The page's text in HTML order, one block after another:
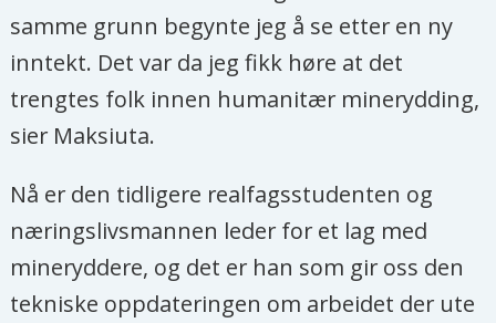
samme grunn begynte jeg å se etter en ny
inntekt. Det var da jeg fikk høre at det
trengtes folk innen humanitær minerydding,
sier Maksiuta.
Nå er den tidligere realfagsstudenten og
næringslivsmannen leder for et lag med
mineryddere, og det er han som gir oss den
tekniske oppdateringen om arbeidet der ute